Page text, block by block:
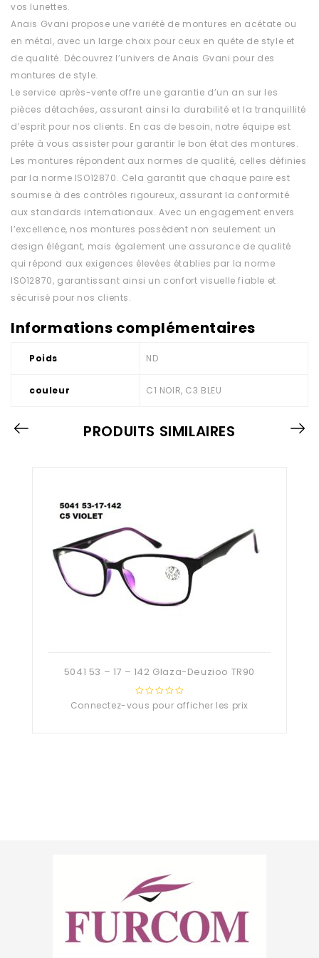
vos lunettes.
Anais Gvani propose une variété de montures en acétate ou
en métal, avec un large choix pour ceux en quête de style et
de qualité. Découvrez l’univers de Anais Gvani pour des
montures de style.
Le service après-vente offre une garantie d’un an sur les
pièces détachées, assurant ainsi la durabilité et la tranquillité
d’esprit pour nos clients. En cas de besoin, notre équipe est
prête à vous assister pour garantir le bon état des montures.
Les montures répondent aux normes de qualité, celles définies
par la norme ISO12870. Cela garantit que chaque paire est
soumise à des contrôles rigoureux, assurant la conformité
aux standards internationaux. Avec un engagement envers
l’excellence, nos montures possèdent non seulement un
design élégant, mais également une assurance de qualité
qui répond aux exigences élevées établies par la norme
ISO12870, garantissant ainsi un confort visuelle fiable et
sécurisé pour nos clients.
Informations complémentaires
Poids ND
couleur C1 NOIR, C3 BLEU
PRODUITS SIMILAIRES
5041 53 – 17 – 142 Glaza-Deuzioo TR90
0
Connectez-vous pour afficher les prix